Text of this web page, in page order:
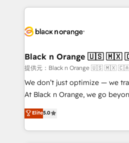
embark on a transformational
business up for long-term
business. If not now, when?
pourquoi, nos experts sont à
référencement, votre stratégie
projet HubSpot avec DIGITALISIM : 🧽
migration et intégration des
Développement des interfaces
métiers ⚙️ Configuration de la plateforme HubSpot
Book Process & Guidelines
Formations des utilisateurs
Black n Orange 🇺🇸 🇲🇽
提供元：Black n Orange 🇺🇸 🇲🇽
We don’t just optimize — we
At Black n Orange, we go
Marketing with our exclusive
BOOMS and BOOST. Together,
combination that has driven
Elite5.0